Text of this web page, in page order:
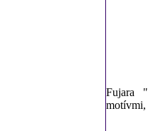
Fujara
motívmi,